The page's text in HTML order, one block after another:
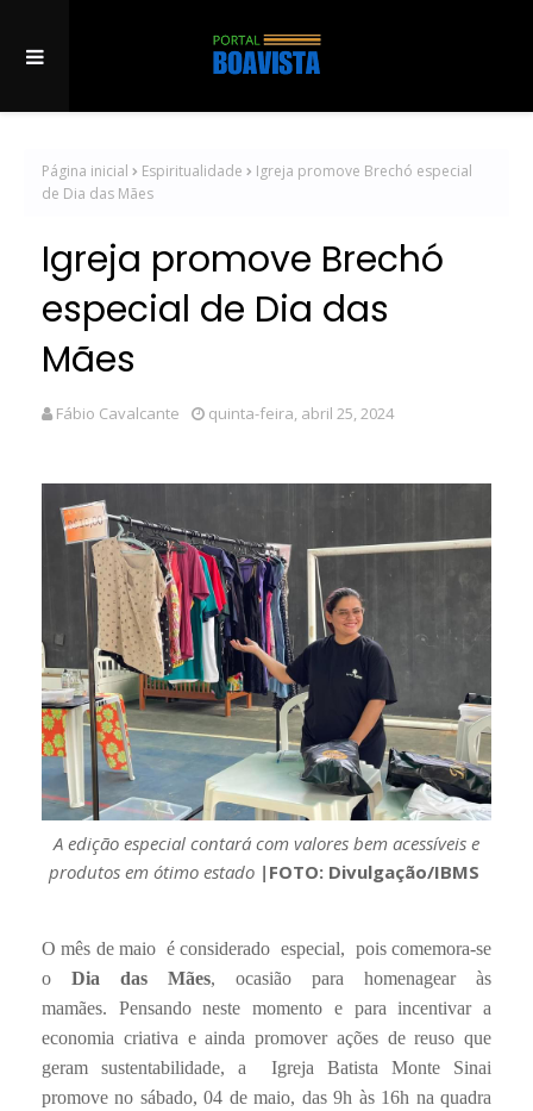
Página inicial Espiritualidade
Igreja promove Brechó especial
de Dia das Mães
Igreja promove Brechó
especial de Dia das
Mães
Fábio Cavalcante quinta-feira, abril 25, 2024
A edição especial contará com valores bem acessíveis e
produtos em ótimo estado | FOTO: Divulgação/IBMS
O mês de maio é considerado especial, pois comemora-se
o Dia das Mães, ocasião para homenagear às
mamães. Pensando neste momento e para incentivar a
economia criativa e ainda promover ações de reuso que
geram sustentabilidade, a
Igreja Batista Monte Sinai
promove no sábado, 04 de maio, das 9h às 16h na quadra